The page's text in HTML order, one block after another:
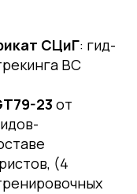
СЦиГ: гид-
ВС
23 от
(4